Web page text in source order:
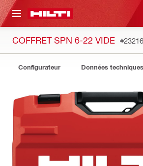
CONTENT
COFFRET SPN 6-22 VIDE
Configurateur Données techniques